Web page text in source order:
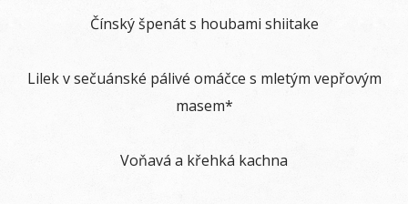
Čínský špenát s houbami shiitake
Lilek v sečuánské pálivé omáčce s mletým vepřovým
masem*
Voňavá a křehká kachna